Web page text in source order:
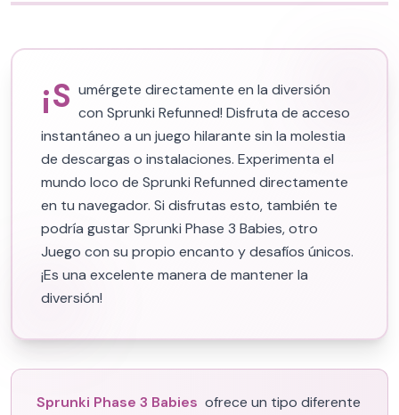
¡S umérgete directamente en la diversión
con Sprunki Refunned! Disfruta de acceso
instantáneo a un juego hilarante sin la molestia
de descargas o instalaciones. Experimenta el
mundo loco de Sprunki Refunned directamente
en tu navegador. Si disfrutas esto, también te
podría gustar Sprunki Phase 3 Babies, otro
Juego con su propio encanto y desafíos únicos.
¡Es una excelente manera de mantener la
diversión!
Sprunki Phase 3 Babies ofrece un tipo diferente